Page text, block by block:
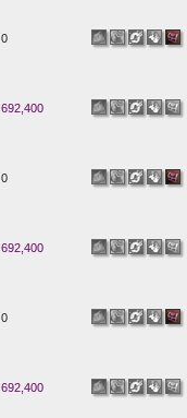
0
692,400
0
692,400
0
692,400